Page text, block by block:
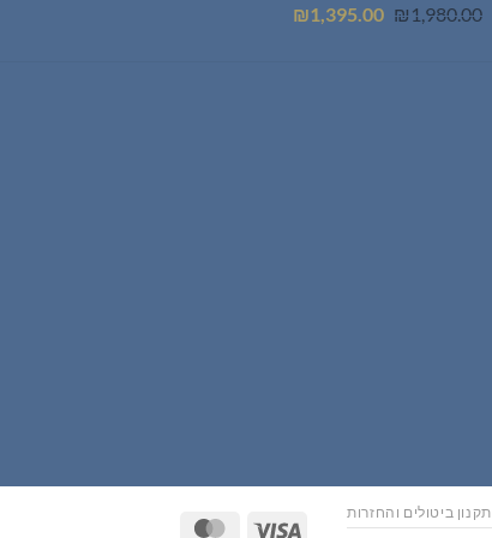
₪ 1,980.00
המחיר
₪1,395.00
המחיר
Visa
תקנון ביטולים והחזרות